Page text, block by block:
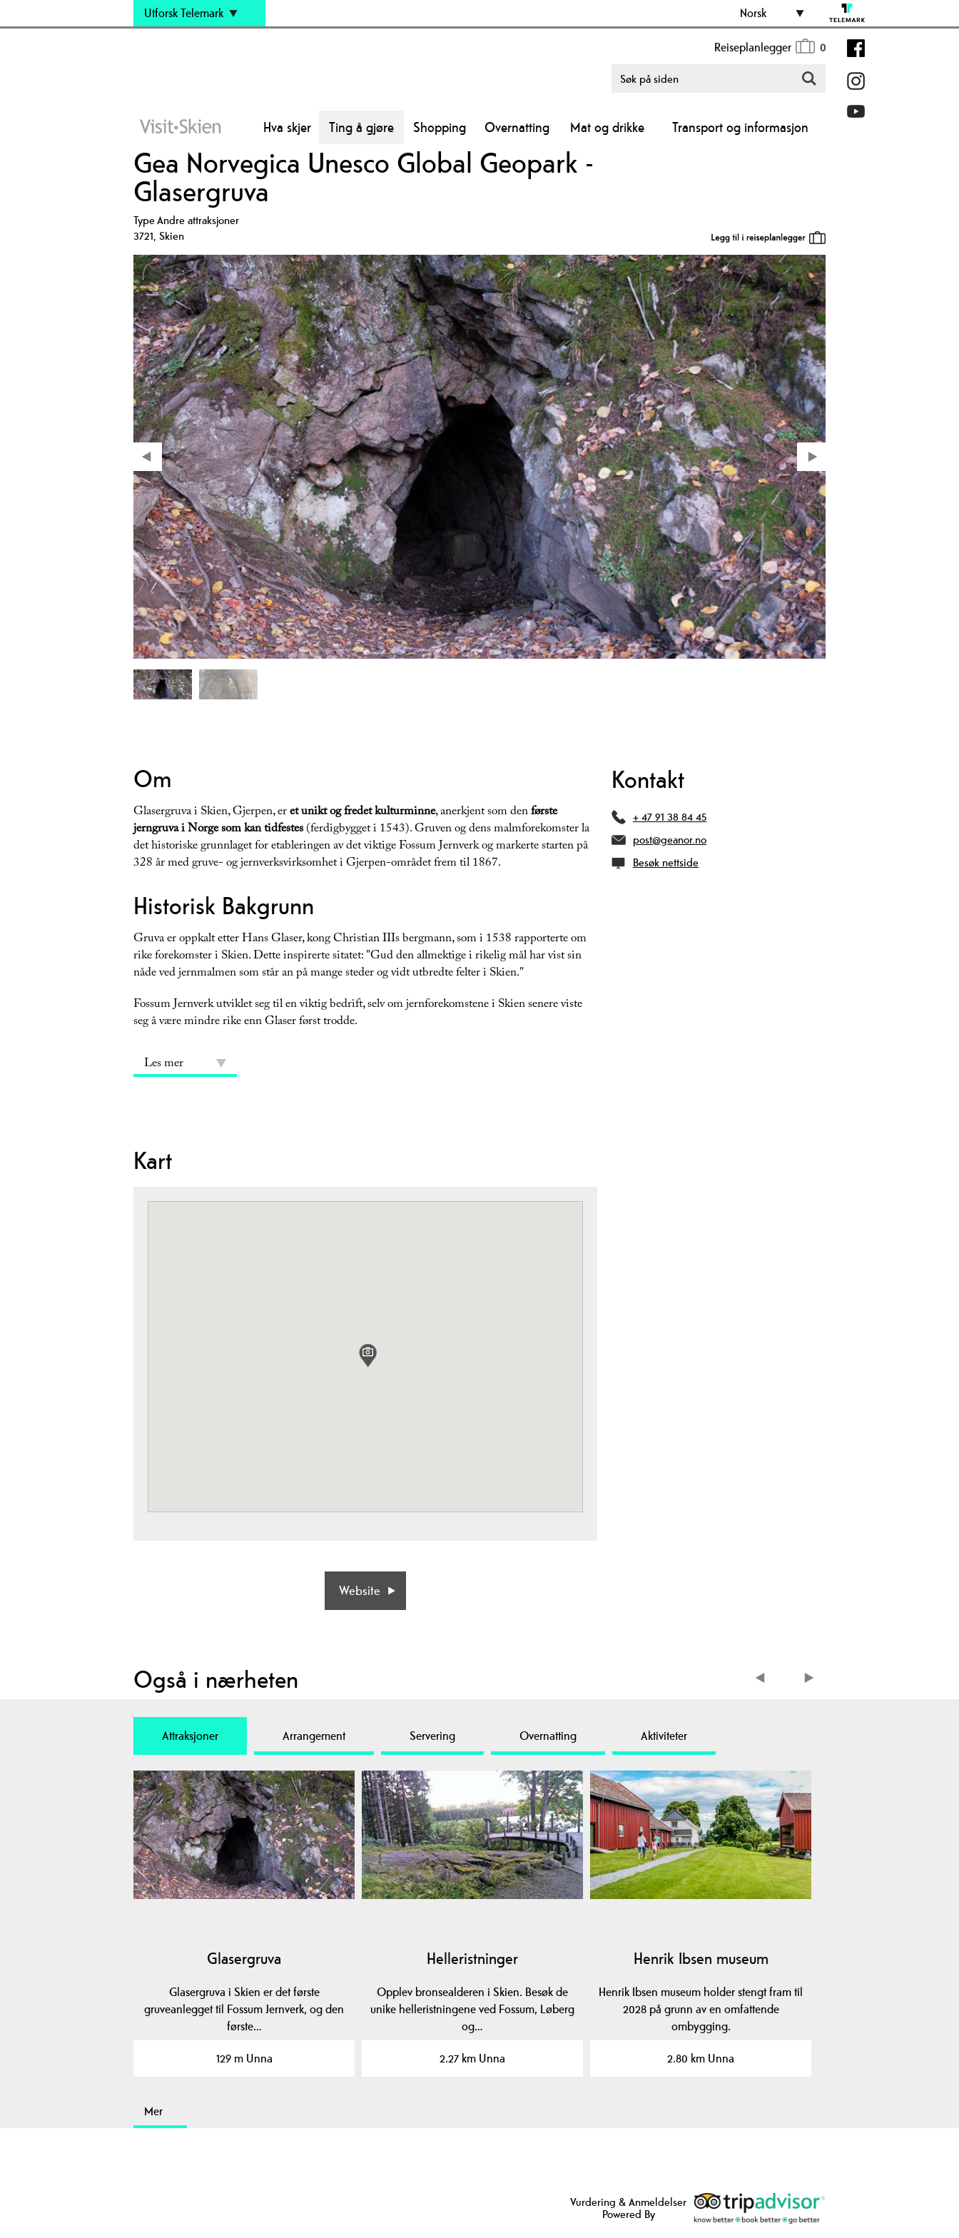
Utforsk Telemark Norsk
Reiseplanlegger 0
Hva skjer Ting å gjøre Shopping Overnatting Mat og drikke Transport og informasjon
Gea Norvegica Unesco Global Geopark -
Glasergruva
TypeAndre attraksjoner
3721, Skien
Om
Glasergruva i Skien, Gjerpen, eret unikt og fredet kulturminne, anerkjent som denførste
jerngruva i Norge som kan tidfestes(ferdigbygget i 1543). Gruven og dens malmforekomster la
det historiske grunnlaget for etableringen av det viktige Fossum Jernverk og markerte starten på
328 år med gruve- og jernverksvirksomhet i Gjerpen-området frem til 1867.
Historisk Bakgrunn
Gruva er oppkalt etter Hans Glaser, kong Christian IIIs bergmann, som i 1538 rapporterte om
rike forekomster i Skien. Dette inspirerte sitatet: "Gud den allmektige i rikelig mål har vist sin
nåde ved jernmalmen som står an på mange steder og vidt utbredte felter i Skien."
Fossum Jernverk utviklet seg til en viktig bedrift, selv om jernforekomstene i Skien senere viste
seg å være mindre rike enn Glaser først trodde.
Les mer
Kart
Website
Kontakt
+ 47 91 38 84 45
post@geanor.no
Besøk nettside
Også i nærheten
Attraksjoner Arrangement Servering Overnatting Aktiviteter
Glasergruva
Glasergruva i Skien er det første
gruveanlegget til Fossum Jernverk, og den
første…
129 m Unna
Helleristninger
Opplev bronsealderen i Skien. Besøk de
unike helleristningene ved Fossum, Løberg
og…
2.27 km Unna
Henrik Ibsen museum
Henrik Ibsen museum holder stengt fram til
2028 på grunn av en omfattende
ombygging.
2.80 km Unna
Mer
Vurdering & Anmeldelser
Powered By